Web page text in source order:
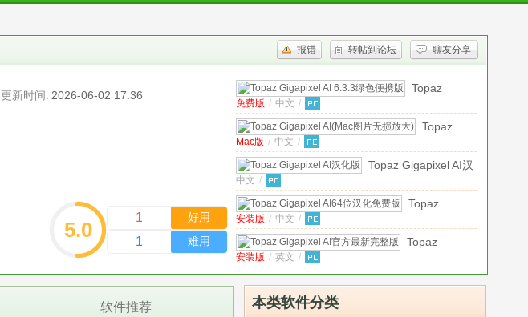
报错 转帖到论坛 聊友分享
更新时间: 2026-06-02 17:36
5.0
1 好用
1 难用
Topaz
6.3.3绿色便
携版
免费版 / 中文 /
Topaz
AI(Mac图
片无损放
大) v6.3.3
Mac版
Mac版 / 中文 /
Topaz Gigapixel AI汉
中文 /
Topaz
AI64位汉化免
费版
装版
安装版 / 中文 /
Topaz
官方最新完整
版 v5.6.1安装
安装版 / 英文 /
中文 /
本类软件分类
软件推荐